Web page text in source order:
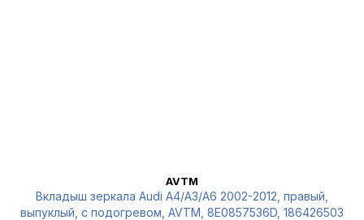
AVTM
Вкладыш зеркала Audi A4/A3/A6 2002-2012, правый,
выпуклый, с подогревом, AVTM, 8E0857536D, 186426503